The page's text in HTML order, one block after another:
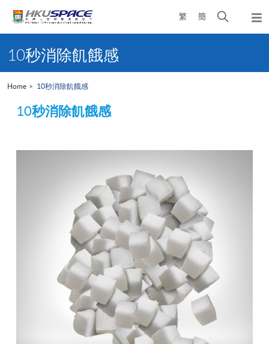
繁 簡
Open
search
content
start10秒消除飢餓感
Home 10秒消除飢餓感
10秒消除飢餓感